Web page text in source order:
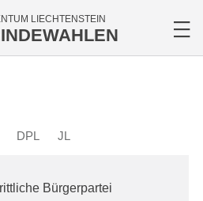
LIECHTENSTEIN
DPL JL
Bürgerpartei